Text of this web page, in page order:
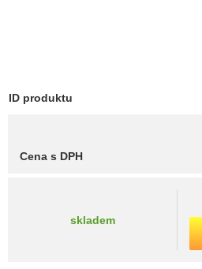
ID produktu
Cena s DPH
skladem